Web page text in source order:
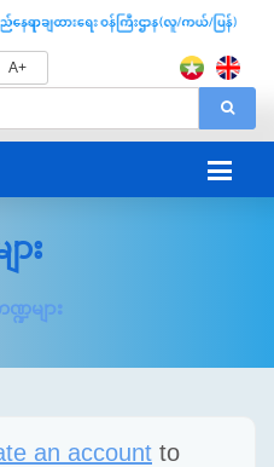
A+
း
ဍများ
an account to